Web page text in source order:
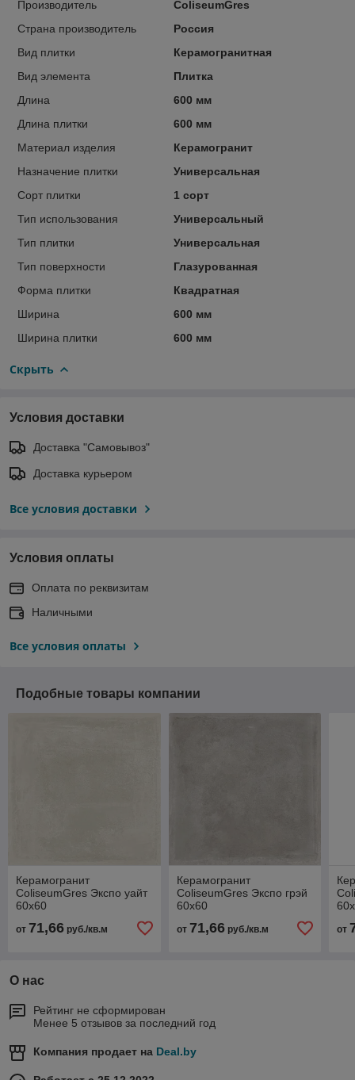
Производитель
ColiseumGres
Страна производитель
Россия
Вид плитки
Керамогранитная
Вид элемента
Плитка
Длина
600 мм
Длина плитки
600 мм
Материал изделия
Керамогранит
Назначение плитки
Универсальная
Сорт плитки
1 сорт
Тип использования
Универсальный
Тип плитки
Универсальная
Тип поверхности
Глазурованная
Форма плитки
Квадратная
Ширина
600 мм
Ширина плитки
600 мм
Скрыть
Условия доставки
Доставка "Самовывоз"
Доставка курьером
Все условия доставки
Условия оплаты
Оплата по реквизитам
Наличными
Все условия оплаты
Подобные товары компании
Керамогранит
ColiseumGres Экспо уайт
60х60
от 71,66 руб./кв.м
Керамогранит
ColiseumGres Экспо грэй
60х60
от 71,66руб./кв.м от
О нас
Рейтинг не сформирован
Менее 5 отзывов за последний год
Компания продает на Deal.by